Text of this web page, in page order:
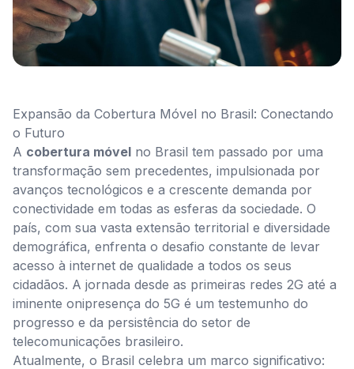
Expansão da Cobertura Móvel no Brasil: Conectando
o Futuro
A cobertura móvel no Brasil tem passado por uma
transformação sem precedentes, impulsionada por
avanços tecnológicos e a crescente demanda por
conectividade em todas as esferas da sociedade. O
país, com sua vasta extensão territorial e diversidade
demográfica, enfrenta o desafio constante de levar
acesso à internet de qualidade a todos os seus
cidadãos. A jornada desde as primeiras redes 2G até a
iminente onipresença do 5G é um testemunho do
progresso e da persistência do setor de
telecomunicações brasileiro.
Atualmente, o Brasil celebra um marco significativo: